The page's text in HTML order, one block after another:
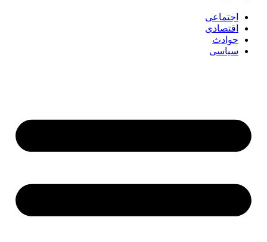
اجتماعی
اقتصادی
حوادث
سیاسی